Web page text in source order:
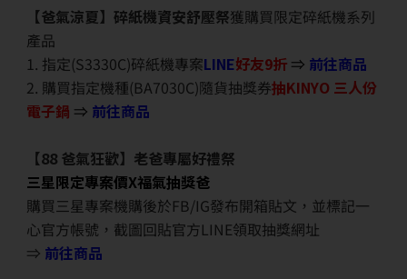
【爸氣涼夏】碎紙機資安舒壓祭獲購買限定碎紙機系列
產品
1. 指定(S3330C)碎紙機專案LINE好友9折 ⇒ 前往商品
2. 購買指定機種(BA7030C)隨貨抽獎券抽KINYO 三人份
電子鍋 ⇒ 前往商品
【88 爸氣狂歡】老爸專屬好禮祭
三星限定專案價X福氣抽獎爸
購買三星專案機購後於FB/IG發布開箱貼文，並標記一
心官方帳號，截圖回貼官方LINE領取抽獎網址
⇒ 前往商品